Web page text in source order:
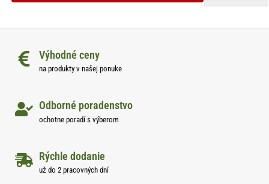
Výhodné ceny
na produkty v našej ponuke
Odborné poradenstvo
ochotne poradí s výberom
Rýchle dodanie
už do 2 pracovných dní